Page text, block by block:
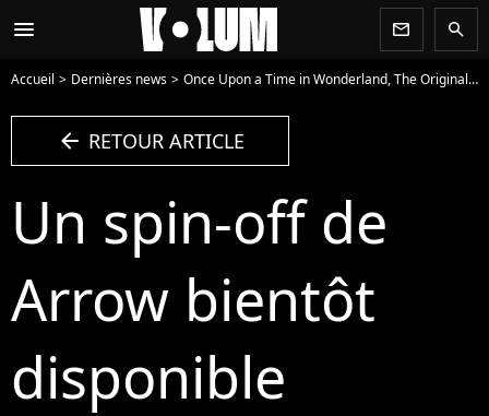
menu newsletter search
Accueil Dernières news Once Upon a Time in Wonderland, The Originals... : les spin-offs prennent le pouvoir
arrow_left RETOUR ARTICLE
Un spin-off de
Arrow bientôt
disponible